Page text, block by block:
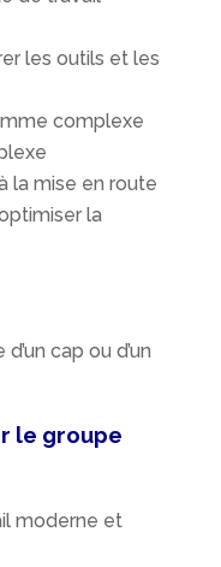
les outils et les
complexe
la mise en route
la
cap ou d’un
le groupe
moderne et